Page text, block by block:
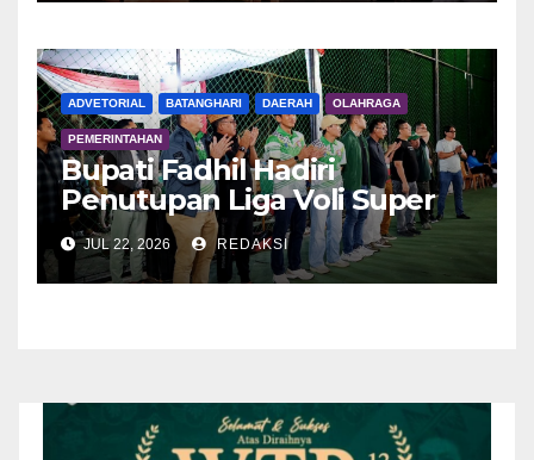
ADVETORIAL BATANGHARI DAERAH OLAHRAGA
PEMERINTAHAN
Bupati Fadhil Hadiri
Penutupan Liga Voli Super
Tangguh 2026
JUL 22, 2026 REDAKSI